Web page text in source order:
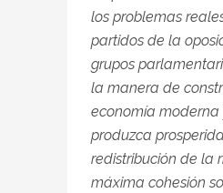
los problemas
partidos de la
grupos
la manera de
economía moderna
produzca
redistribución de la
máxima cohesión